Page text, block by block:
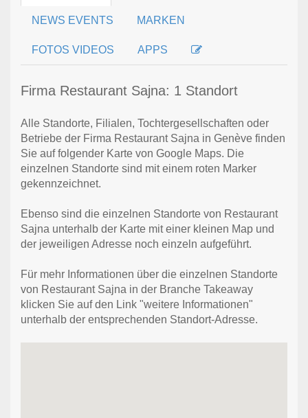
NEWS EVENTS MARKEN
FOTOS VIDEOS APPS
Firma Restaurant Sajna: 1 Standort
Alle Standorte, Filialen, Tochtergesellschaften oder
Betriebe der Firma Restaurant Sajna in Genève finden
Sie auf folgender Karte von Google Maps. Die
einzelnen Standorte sind mit einem roten Marker
gekennzeichnet.
Ebenso sind die einzelnen Standorte von Restaurant
Sajna unterhalb der Karte mit einer kleinen Map und
der jeweiligen Adresse noch einzeln aufgeführt.
Für mehr Informationen über die einzelnen Standorte
von Restaurant Sajna in der Branche Takeaway
klicken Sie auf den Link "weitere Informationen"
unterhalb der entsprechenden Standort-Adresse.